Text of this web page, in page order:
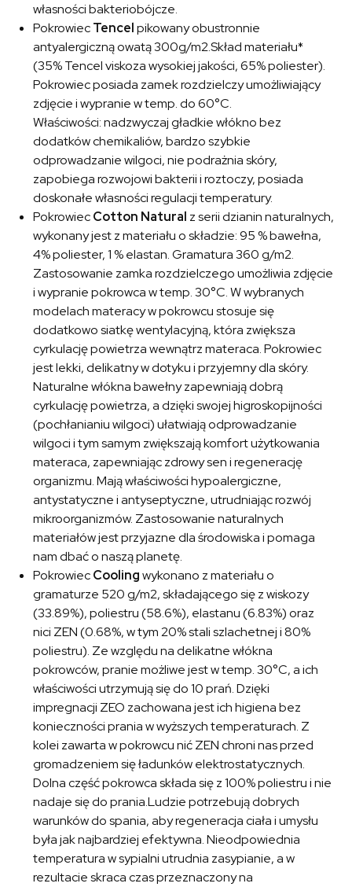
własności bakteriobójcze.
PokrowiecTencelpikowany obustronnie
antyalergiczną owatą 300g/m2.Skład materiału*
(35% Tencel viskoza wysokiej jakości, 65% poliester).
Pokrowiec posiada zamek rozdzielczy umożliwiający
zdjęcie i wypranie w temp. do 60°C.
Właściwości: nadzwyczaj gładkie włókno bez
dodatków chemikaliów, bardzo szybkie
odprowadzanie wilgoci, nie podrażnia skóry,
zapobiega rozwojowi bakterii i roztoczy, posiada
doskonałe własności regulacji temperatury.
PokrowiecCotton Natural z serii dzianin naturalnych,
wykonany jest z materiału o składzie: 95 % bawełna,
4% poliester, 1 % elastan. Gramatura 360 g/m2.
Zastosowanie zamka rozdzielczego umożliwia zdjęcie
i wypranie pokrowca w temp. 30°C. W wybranych
modelach materacy w pokrowcu stosuje się
dodatkowo siatkę wentylacyjną, która zwiększa
cyrkulację powietrza wewnątrz materaca. Pokrowiec
jest lekki, delikatny w dotyku i przyjemny dla skóry.
Naturalne włókna bawełny zapewniają dobrą
cyrkulację powietrza, a dzięki swojej higroskopijności
(pochłanianiu wilgoci) ułatwiają odprowadzanie
wilgoci i tym samym zwiększają komfort użytkowania
materaca, zapewniając zdrowy sen i regenerację
organizmu. Mają właściwości hypoalergiczne,
antystatyczne i antyseptyczne, utrudniając rozwój
mikroorganizmów. Zastosowanie naturalnych
materiałów jest przyjazne dla środowiska i pomaga
nam dbać o naszą planetę.
PokrowiecCoolingwykonano z materiału o
gramaturze 520 g/m2, składającego się z wiskozy
(33.89%), poliestru (58.6%), elastanu (6.83%) oraz
nici ZEN (0.68%, w tym 20% stali szlachetnej i 80%
poliestru). Ze względu na delikatne włókna
pokrowców, pranie możliwe jest w temp. 30°C, a ich
właściwości utrzymują się do 10 prań. Dzięki
impregnacji ZEO zachowana jest ich higiena bez
konieczności prania w wyższych temperaturach. Z
kolei zawarta w pokrowcu nić ZEN chroni nas przed
gromadzeniem się ładunków elektrostatycznych.
Dolna część pokrowca składa się z 100% poliestru i nie
nadaje się do prania.Ludzie potrzebują dobrych
warunków do spania, aby regeneracja ciała i umysłu
była jak najbardziej efektywna. Nieodpowiednia
temperatura w sypialni utrudnia zasypianie, a w
rezultacie skraca czas przeznaczony na